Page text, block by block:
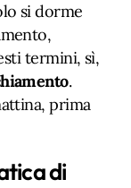
si dorme
termini, sì,
.
prima
di